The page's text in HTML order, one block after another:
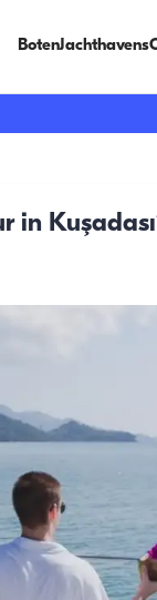
BotenJachthavens
in